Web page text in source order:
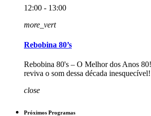
12:00 - 13:00
more_vert
Rebobina 80’s
Rebobina 80's – O Melhor dos Anos
reviva o som dessa década inesquecível!
close
Próximos Programas